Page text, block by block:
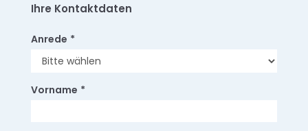
Ihre Kontaktdaten
Anrede *
Vorname *